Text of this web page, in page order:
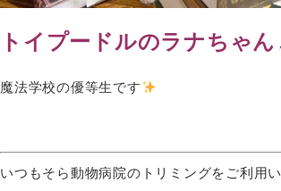
トイプードルのラナちゃん
魔法学校の優等生です
いつもそら動物病院のトリミングをご利用